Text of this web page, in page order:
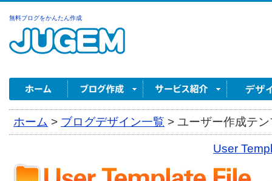
無料ブログをかんたん作成
ホーム > ブログデザイン一覧 > ユーザー作成テ
User